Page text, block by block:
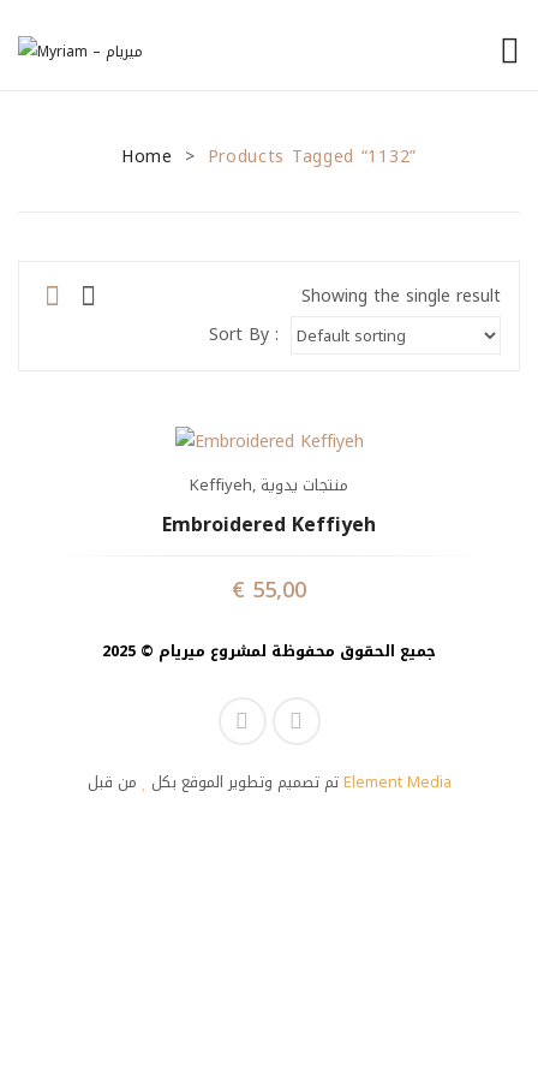
من نحن
Financial Tips
تواصل معنا
Home > Products Tagged “1132”
Showing the single result
Sort By :
Keffiyeh, منتجات يدوية
Embroidered Keffiyeh
€ 55,00
جميع الحقوق محفوظة لمشروع ميريام © 2025
تم تصميم وتطوير الموقع بكلمن قبلElement Media